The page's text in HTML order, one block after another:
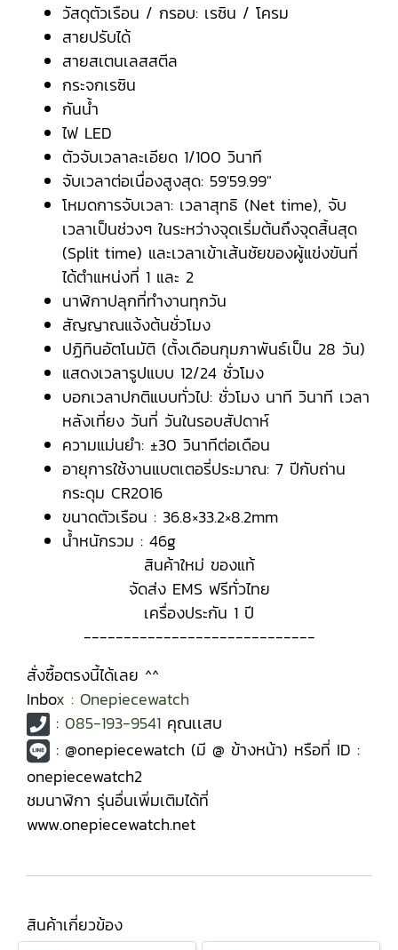
วัสดุตัวเรือน / กรอบ: เรซิน / โครม
สายปรับได้
สายสเตนเลสสตีล
กระจกเรซิน
กันน้ำ
ไฟ LED
ตัวจับเวลาละเอียด 1/100 วินาที
จับเวลาต่อเนื่องสูงสุด: 59'59.99"
โหมดการจับเวลา: เวลาสุทธิ (Net time), จับ
เวลาเป็นช่วงๆ ในระหว่างจุดเริ่มต้นถึงจุดสิ้นสุด
(Split time) และเวลาเข้าเส้นชัยของผู้แข่งขันที่
ได้ตำแหน่งที่ 1 และ 2
นาฬิกาปลุกที่ทำงานทุกวัน
สัญญาณแจ้งต้นชั่วโมง
ปฏิทินอัตโนมัติ (ตั้งเดือนกุมภาพันธ์เป็น 28 วัน)
แสดงเวลารูปแบบ 12/24 ชั่วโมง
บอกเวลาปกติแบบทั่วไป: ชั่วโมง นาที วินาที เวลา
หลังเที่ยง วันที่ วันในรอบสัปดาห์
ความแม่นยำ: ±30 วินาทีต่อเดือน
อายุการใช้งานแบตเตอรี่ประมาณ: 7 ปีกับถ่าน
กระดุม CR2016
ขนาดตัวเรือน : 36.8×33.2×8.2mm
น้ำหนักรวม : 46g
สินค้าใหม่ ของแท้
จัดส่ง EMS ฟรีทั่วไทย
เครื่องประกัน 1 ปี
-----------------------------
สั่งซื้อตรงนี้ได้เลย ^^
Inbox : Onepiecewatch
: 085-193-9541 คุณเเสบ
: @onepiecewatch (มี @ ข้างหน้า) หรือที่ ID :
onepiecewatch2
ชมนาฬิกา รุ่นอื่นเพิ่มเติมได้ที่
www.onepiecewatch.net
สินค้าเกี่ยวข้อง